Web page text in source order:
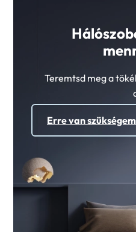
Teremtsd meg a
Erre van szükségem